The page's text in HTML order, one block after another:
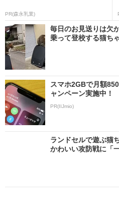
PR(森永乳業)
毎日のお見送りは欠
乗って登校する猫ち
スマホ2GBで月額
ャンペーン実施中！
PR(IIJmio)
ランドセルで遊ぶ猫
かわいい攻防戦に「